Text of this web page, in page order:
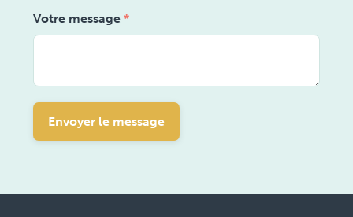
Votre message *
Envoyer le message